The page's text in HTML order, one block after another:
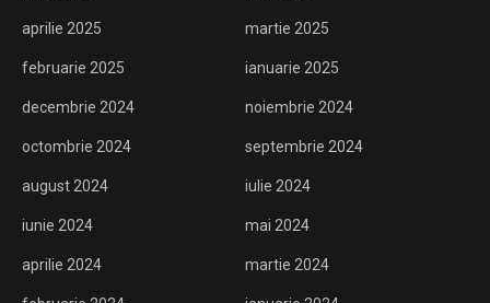
aprilie 2025 martie 2025
februarie 2025 ianuarie 2025
decembrie 2024 noiembrie 2024
octombrie 2024 septembrie 2024
august 2024 iulie 2024
iunie 2024 mai 2024
aprilie 2024 martie 2024